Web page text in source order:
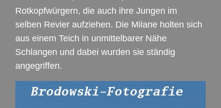
Rotkopfwürgern, die auch ihre Jungen im
selben Revier aufziehen. Die Milane holten sich
aus einem Teich in unmittelbarer Nähe
Schlangen und dabei wurden sie ständig
angegriffen.